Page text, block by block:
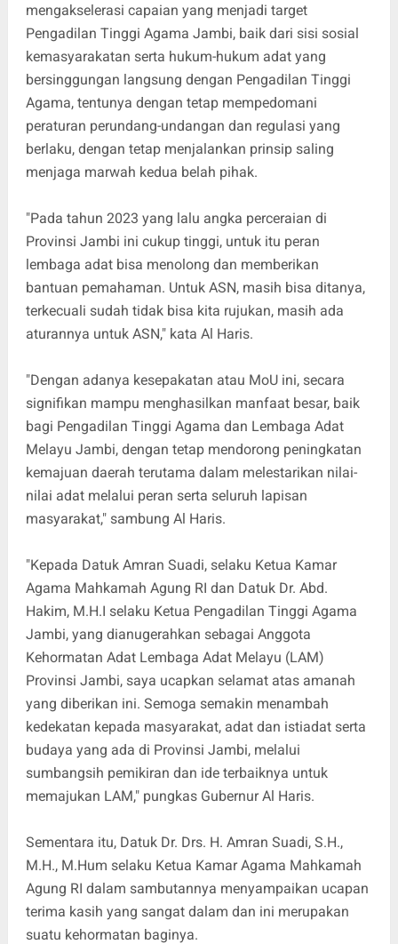
mengakselerasi capaian yang menjadi target
Pengadilan Tinggi Agama Jambi, baik dari sisi sosial
kemasyarakatan serta hukum-hukum adat yang
bersinggungan langsung dengan Pengadilan Tinggi
Agama, tentunya dengan tetap mempedomani
peraturan perundang-undangan dan regulasi yang
berlaku, dengan tetap menjalankan prinsip saling
menjaga marwah kedua belah pihak.
"Pada tahun 2023 yang lalu angka perceraian di
Provinsi Jambi ini cukup tinggi, untuk itu peran
lembaga adat bisa menolong dan memberikan
bantuan pemahaman. Untuk ASN, masih bisa ditanya,
terkecuali sudah tidak bisa kita rujukan, masih ada
aturannya untuk ASN," kata Al Haris.
"Dengan adanya kesepakatan atau MoU ini, secara
signifikan mampu menghasilkan manfaat besar, baik
bagi Pengadilan Tinggi Agama dan Lembaga Adat
Melayu Jambi, dengan tetap mendorong peningkatan
kemajuan daerah terutama dalam melestarikan nilai-
nilai adat melalui peran serta seluruh lapisan
masyarakat," sambung Al Haris.
"Kepada Datuk Amran Suadi, selaku Ketua Kamar
Agama Mahkamah Agung RI dan Datuk Dr. Abd.
Hakim, M.H.I selaku Ketua Pengadilan Tinggi Agama
Jambi, yang dianugerahkan sebagai Anggota
Kehormatan Adat Lembaga Adat Melayu (LAM)
Provinsi Jambi, saya ucapkan selamat atas amanah
yang diberikan ini. Semoga semakin menambah
kedekatan kepada masyarakat, adat dan istiadat serta
budaya yang ada di Provinsi Jambi, melalui
sumbangsih pemikiran dan ide terbaiknya untuk
memajukan LAM," pungkas Gubernur Al Haris.
Sementara itu, Datuk Dr. Drs. H. Amran Suadi, S.H.,
M.H., M.Hum selaku Ketua Kamar Agama Mahkamah
Agung RI dalam sambutannya menyampaikan ucapan
terima kasih yang sangat dalam dan ini merupakan
suatu kehormatan baginya.